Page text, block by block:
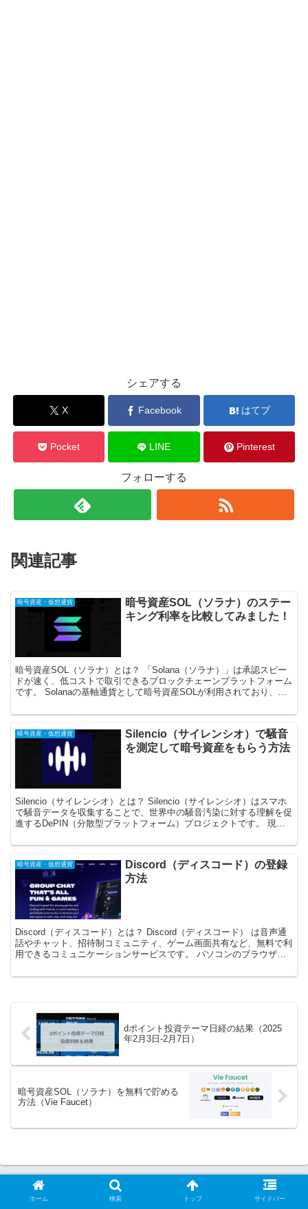
シェアする
X Facebook はてブ
Pocket LINE Pinterest
フォローする
関連記事
暗号資産・仮想通貨
暗号資産SOL（ソラナ）のステー
キング利率を比較してみました！
暗号資産SOL（ソラナ）とは？ 「Solana（ソラナ）」は承認スピー
ドが速く、低コストで取引できるブロックチェーンプラットフォーム
です。 Solanaの基軸通貨として暗号資産SOLが利用されており、国
暗号資産・仮想通貨
Silencio（サイレンシオ）で騒音
を測定して暗号資産をもらう方法
Silencio（サイレンシオ）とは？ Silencio（サイレンシオ）はスマホ
で騒音データを収集することで、世界中の騒音汚染に対する理解を促
進するDePIN（分散型プラットフォーム）プロジェクトです。 現
暗号資産・仮想通貨
Discord（ディスコード）の登録
方法
Discord（ディスコード）とは？ Discord（ディスコード） は音声通
話やチャット、招待制コミュニティ、ゲーム画面共有など、無料で利
用できるコミュニケーションサービスです。 パソコンのブラウザに
dポイント投資テーマ日経の結果（2025
年2月3日-2月7日）
暗号資産SOL（ソラナ）を無料で貯める
方法（Vie Faucet）
ホーム 検索 トップ サイドバー